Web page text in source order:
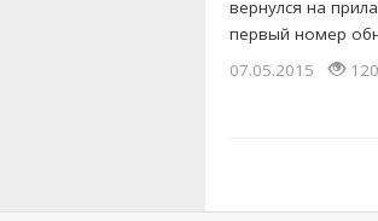
вернулся на
первый номер
07.05.2015